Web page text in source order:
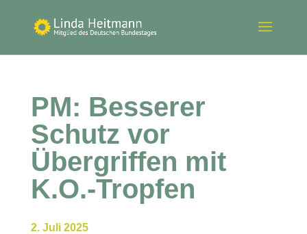
PM: Besserer
Schutz vor
Übergriffen mit
K.O.-Tropfen
2. Juli 2025